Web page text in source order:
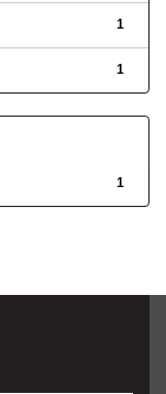
1
1
1